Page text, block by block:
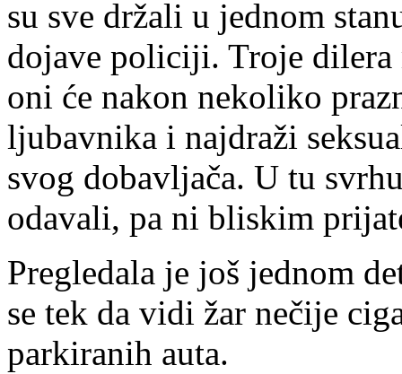
su sve držali u jednom
dojave policiji. Troje
oni će nakon nekoliko
ljubavnika i najdraži
svog dobavljača. U tu
odavali, pa ni bliskim
Pregledala je još jednom
se tek da vidi žar nečije
parkiranih auta.